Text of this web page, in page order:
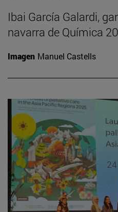
Ibai García Galardi,
navarra de Química
Imagen Manuel Castells